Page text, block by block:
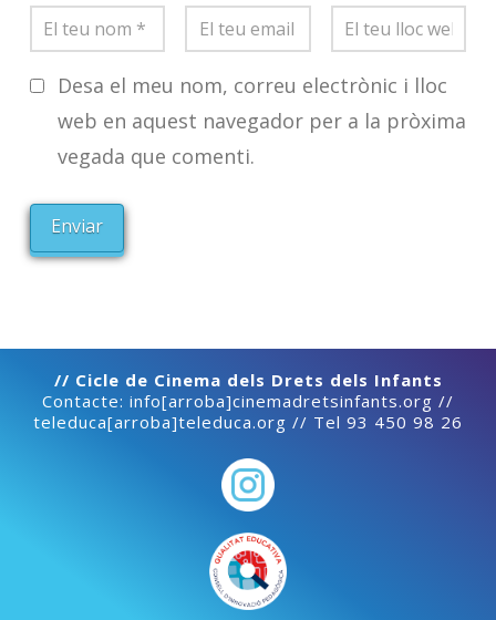
Desa el meu nom, correu electrònic i lloc
web en aquest navegador per a la pròxima
vegada que comenti.
// Cicle de Cinema dels Drets dels Infants
Contacte: info[arroba]cinemadretsinfants.org //
teleduca[arroba]teleduca.org // Tel 93 450 98 26